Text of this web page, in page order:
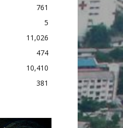
761
5
11,026
474
10,410
381